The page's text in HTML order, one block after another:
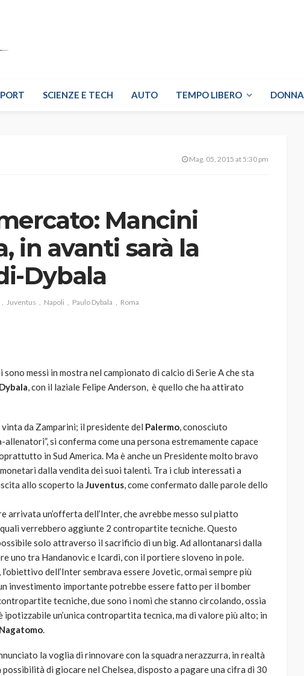
SCIENZE E TECH AUTO TEMPO LIBERO DONNA
Mag. 05, 2015 at 5:30 pm
Mancini
in avanti sarà la
Dybala
Juventus Napoli Paulo Dybala Roma
messi in mostra nel campionato di calcio di Serie A che sta
Dybala, con il laziale Felipe Anderson, è quello che ha attirato
vinta da Zamparini; il presidente del Palermo, conosciuto
si conferma come una persona estremamente capace
in Sud America. Ma è anche un Presidente molto bravo
dalla vendita dei suoi talenti. Tra i club interessati a
allo scoperto la Juventus, come confermato dalle parole dello
arrivata un’offerta dell’Inter, che avrebbe messo sul piatto
quali verrebbero aggiunte 2 contropartite tecniche. Questo
solo attraverso il sacrificio di un big. Ad allontanarsi dalla
uno tra Handanovic e Icardi, con il portiere sloveno in pole.
dell’Inter sembrava essere Jovetic, ormai sempre più
investimento importante potrebbe essere fatto per il bomber
tecniche, due sono i nomi che stanno circolando, ossia
ipotizzabile un’unica contropartita tecnica, ma di valore più alto; in
Nagatomo.
la voglia di rinnovare con la squadra nerazzurra, in realtà
di giocare nel Chelsea, disposto a pagare una cifra di 30
quale
il tuo prato
785
Davis: tennis mondiale e
passione per
abbracciano la stessa causa
god 9 mesi ago